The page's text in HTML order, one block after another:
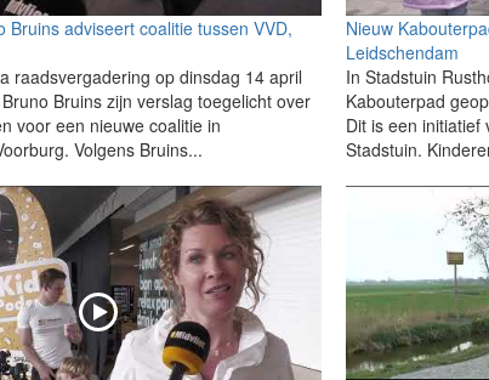
Bruins adviseert coalitie tussen VVD,
raadsvergadering op dinsdag 14 april
Bruins zijn verslag toegelicht over
voor een nieuwe coalitie in
Volgens Bruins...
Nieuw
Leidschendam
In Stadstuin
Kabouterpad
Dit is een initiatief
Stadstuin.